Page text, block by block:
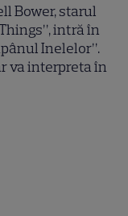
Bower, starul
intră în
Inelelor”.
va interpreta în